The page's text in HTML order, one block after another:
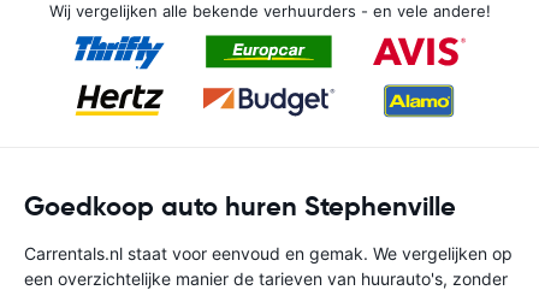
Wij vergelijken alle bekende verhuurders - en vele andere!
Goedkoop auto huren Stephenville
Carrentals.nl staat voor eenvoud en gemak. We vergelijken op
een overzichtelijke manier de tarieven van huurauto's, zonder